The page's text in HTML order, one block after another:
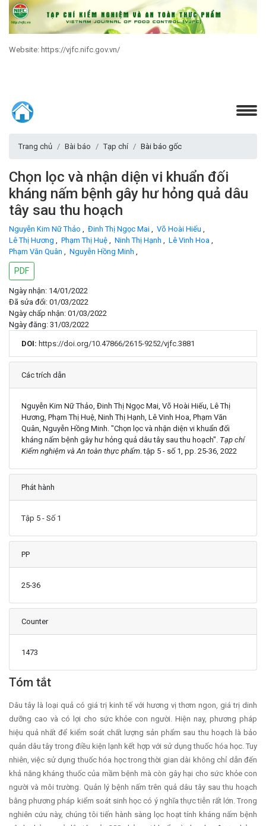
Website: https://vjfc.nifc.gov.vn/
Trang chủ Bài báo Tạp chí Bài báo gốc
Chọn lọc và nhận diện vi khuẩn đối
kháng nấm bệnh gây hư hỏng quả dâu
tây sau thu hoạch
Nguyễn Kim Nữ Thảo , Đinh Thị Ngọc Mai , Võ Hoài Hiếu ,
Lê Thị Hương , Phạm Thị Huệ , Ninh Thị Hạnh , Lê Vinh Hoa ,
Phạm Văn Quân , Nguyễn Hồng Minh ,
PDF
Ngày nhận: 14/01/2022
Đã sửa đổi: 01/03/2022
Ngày chấp nhận: 01/03/2022
Ngày đăng: 31/03/2022
DOI: https://doi.org/10.47866/2615-9252/vjfc.3881
Chi tiết
Các trích dẫn
Nguyễn Kim Nữ Thảo, Đinh Thị Ngọc Mai, Võ Hoài Hiếu, Lê Thị
Hương, Phạm Thị Huệ, Ninh Thị Hạnh, Lê Vinh Hoa, Phạm Văn
Quân, Nguyễn Hồng Minh. "Chọn lọc và nhận diện vi khuẩn đối
kháng nấm bệnh gây hư hỏng quả dâu tây sau thu hoạch". Tạp chí
Kiểm nghiệm và An toàn thực phẩm. tập 5 - số 1, pp. 25-36, 2022
Phát hành
Tập 5 - Số 1
PP
25-36
Counter
1473
Main Article Content
Tóm tắt
Dâu tây là loại quả có giá trị kinh tế với hương vị thơm ngon, giá trị dinh
dưỡng cao và có lợi cho sức khỏe con người. Hiện nay, phương pháp
hiệu quả nhất để kiểm soát chất lượng sản phẩm sau thu hoạch là bảo
quản dâu tây trong điều kiện lạnh kết hợp với sử dụng thuốc hóa học. Tuy
nhiên, việc sử dụng thuốc hóa học trong thời gian dài không chỉ dẫn đến
khả năng kháng thuốc của mầm bệnh mà còn gây hại cho sức khỏe con
người và môi trường. Quản lý bệnh nấm trên quả dâu tây sau thu hoạch
bằng phương pháp kiểm soát sinh học có ý nghĩa thực tiễn rất lớn. Trong
nghiên cứu này, chúng tôi tiến hành sàng lọc hoạt tính kháng nấm bệnh